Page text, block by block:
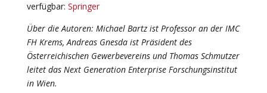
verfügbar: Springer
Über die Autoren: Michael Bartz ist Professor an der IMC
FH Krems, Andreas Gnesda ist Präsident des
Österreichischen Gewerbevereins und Thomas Schmutzer
leitet das Next Generation Enterprise Forschungsinstitut
in Wien.